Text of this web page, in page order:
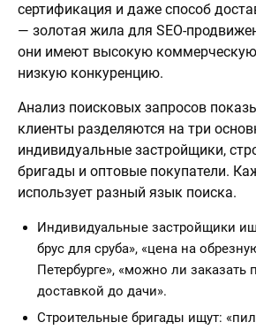
сертификация и даже способ
— золотая жила для SEO-
они имеют высокую коммерческую
низкую конкуренцию.
Анализ поисковых запросов
клиенты разделяются на три
индивидуальные застройщики,
бригады и оптовые покупатели.
использует разный язык поиска.
Индивидуальные застройщики
брус для сруба», «цена на
Петербурге», «можно ли
доставкой до дачи».
Строительные бригады ищут: